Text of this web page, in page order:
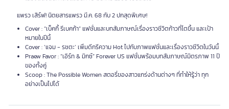
แพรว เสิร์ฟ! นิตยสารแพรว มี.ค. 68 กับ 2 ปกสุดพิเศษ!
Cover : “เบ็คกี้ รีเบคก้า” แฟชั่นและบทสัมภาษณ์เรื่องราวชีวิตก้าวที่โตขึ้น และเป้า
หมายในปีนี้
Cover : ‘แจม - รชตะ’ เพิ่มดีกรีความ Hot ไปกับภาพแฟชั่นและเรื่องราวชีวิตในวันนี้
Praew Favor : “เอิร์ท & มิกซ์” Forever US แฟชั่นพร้อมบทสัมภาษณ์มิตรภาพ 11 ปี
ของทั้งคู่
Scoop : The Possible Women สตอรี่ของสาวแกร่งด้านต่างๆ ที่ทำให้รู้ว่า ทุก
อย่างเป็นไปได้